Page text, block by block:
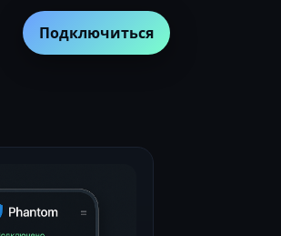
Подключиться